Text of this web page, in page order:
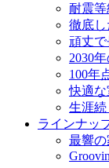
耐震
徹底
頑丈
2030
100年
快適な
生涯
ラインナッ
最響の